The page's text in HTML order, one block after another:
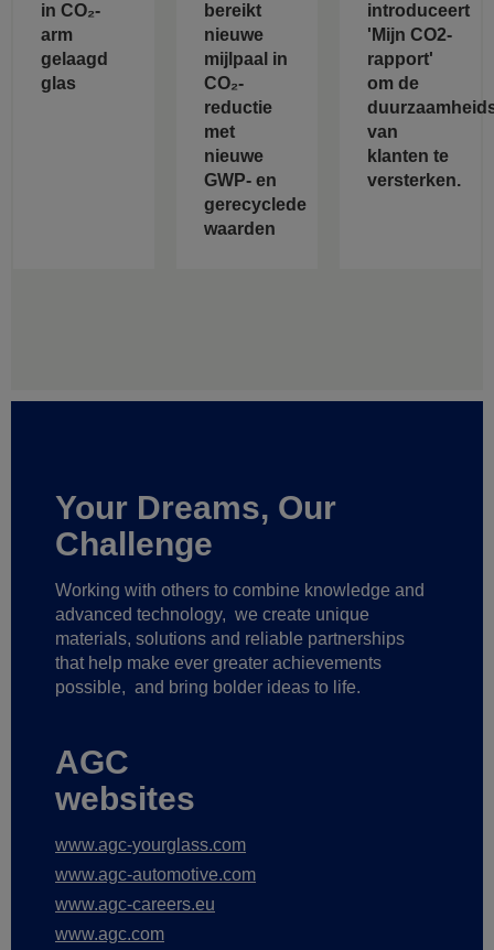
in CO₂-
arm
gelaagd
glas
bereikt
nieuwe
mijlpaal in
CO₂-
reductie
met
nieuwe
GWP- en
gerecyclede
waarden
introduceert
'Mijn CO2-
rapport'
om de
van
klanten te
versterken.
Your Dreams, Our
Challenge
Working with others to combine knowledge and
advanced technology, we create unique
materials, solutions and reliable partnerships
that help make ever greater achievements
possible, and bring bolder ideas to life.
AGC
websites
www.agc-yourglass.com
www.agc-automotive.com
www.agc-careers.eu
www.agc.com